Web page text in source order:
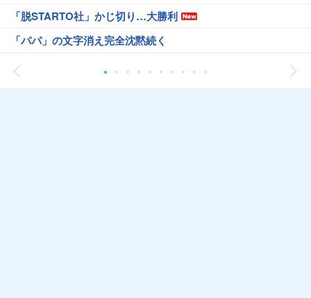
「脱STARTO社」かじ切り…大勝利
「パパ」の文字消え完全沈黙続く